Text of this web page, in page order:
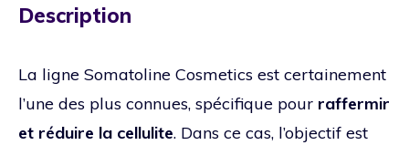
Description
La ligne Somatoline Cosmetics est certainement
l’une des plus connues, spécifique pour raffermir
et réduire la cellulite. Dans ce cas, l’objectif est